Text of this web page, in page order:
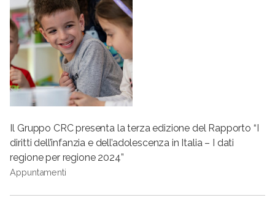
Il Gruppo CRC presenta la terza edizione del Rapporto “I
diritti dell’infanzia e dell’adolescenza in Italia – I dati
regione per regione 2024”
Appuntamenti